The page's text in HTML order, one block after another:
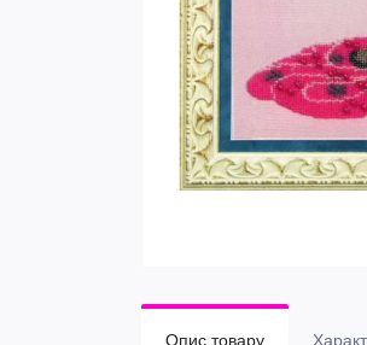
Опис товару